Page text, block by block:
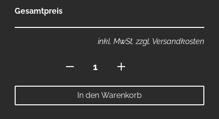
Gesamtpreis
inkl. MwSt. zzgl. Versandkosten
120x80
Menge
In den Warenkorb